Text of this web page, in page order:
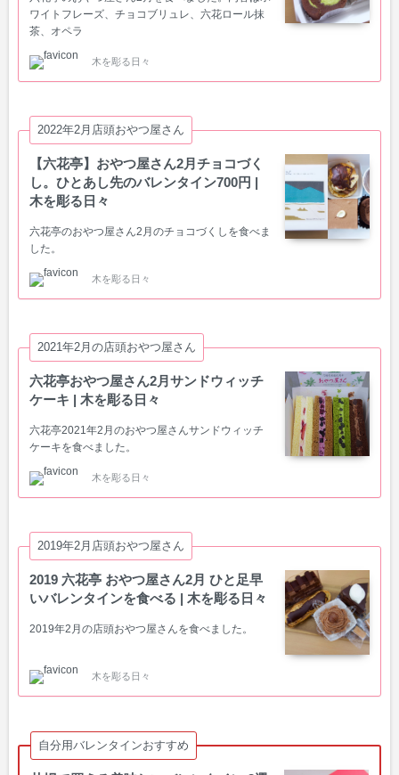
ワイトフレーズ、チョコブリュレ、六花ロール抹
茶、オペラ
木を彫る日々
2022年2月店頭おやつ屋さん
【六花亭】おやつ屋さん2月チョコづく
し。ひとあし先のバレンタイン700円 |
木を彫る日々
六花亭のおやつ屋さん2月のチョコづくしを食べま
した。
木を彫る日々
2021年2月の店頭おやつ屋さん
六花亭おやつ屋さん2月サンドウィッチ
ケーキ | 木を彫る日々
六花亭2021年2月のおやつ屋さんサンドウィッチ
ケーキを食べました。
木を彫る日々
2019年2月店頭おやつ屋さん
2019 六花亭 おやつ屋さん2月 ひと足早
いバレンタインを食べる | 木を彫る日々
2019年2月の店頭おやつ屋さんを食べました。
木を彫る日々
自分用バレンタインおすすめ